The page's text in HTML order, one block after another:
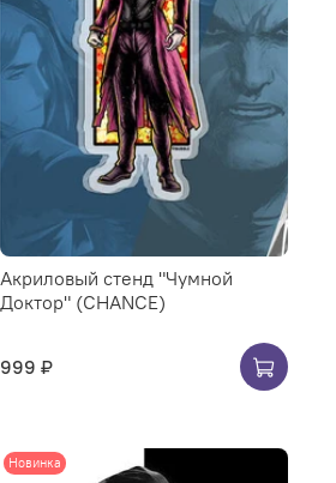
Акриловый стенд "Чумной
Доктор" (CHANCE)
999 ₽
Новинка